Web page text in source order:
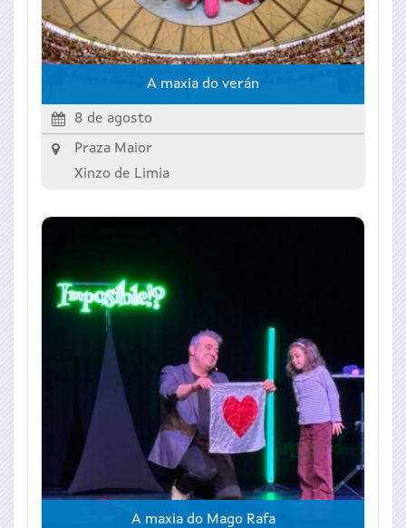
A maxia do verán
8 de agosto
Praza Maior
Xinzo de Limia
A maxia do Mago Rafa